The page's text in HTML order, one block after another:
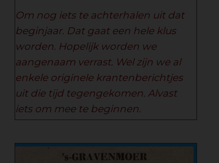
Om nog iets te achterhalen uit dat
beginjaar. Dat gaat een hele klus
worden. Hopelijk worden we
aangenaam verrast. Wel zijn we al
enkele originele krantenberichtjes
uit die tijd tegengekomen. Alvast
iets om mee te beginnen.